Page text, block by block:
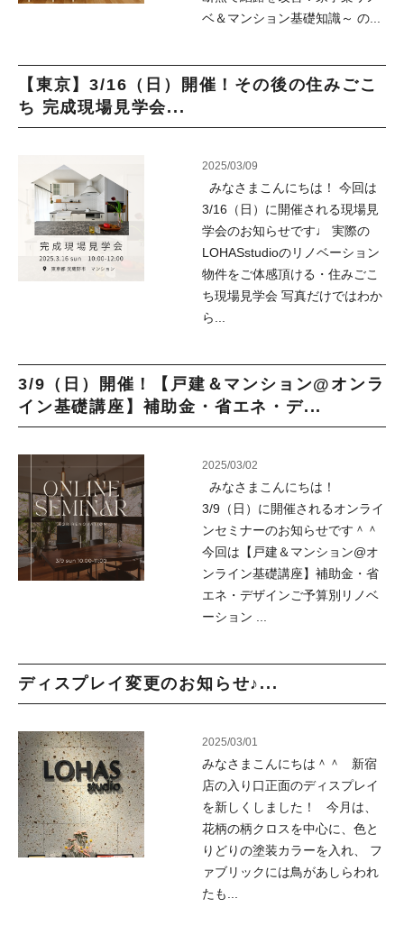
ベ＆マンション基礎知識～ の...
【東京】3/16（日）開催！その後の住みごこ
ち 完成現場見学会...
2025/03/09
みなさまこんにちは！ 今回は
3/16（日）に開催される現場見
学会のお知らせです♩ 実際の
LOHASstudioのリノベーション
物件をご体感頂ける・住みごこ
ち現場見学会 写真だけではわか
ら...
3/9（日）開催！【戸建＆マンション@オンラ
イン基礎講座】補助金・省エネ・デ...
2025/03/02
みなさまこんにちは！
3/9（日）に開催されるオンライ
ンセミナーのお知らせです＾＾
今回は【戸建＆マンション@オ
ンライン基礎講座】補助金・省
エネ・デザインご予算別リノベ
ーション ...
ディスプレイ変更のお知らせ♪...
2025/03/01
みなさまこんにちは＾＾ 新宿
店の入り口正面のディスプレイ
を新しくしました！ 今月は、
花柄の柄クロスを中心に、色と
りどりの塗装カラーを入れ、 フ
ァブリックには鳥があしらわれ
たも...